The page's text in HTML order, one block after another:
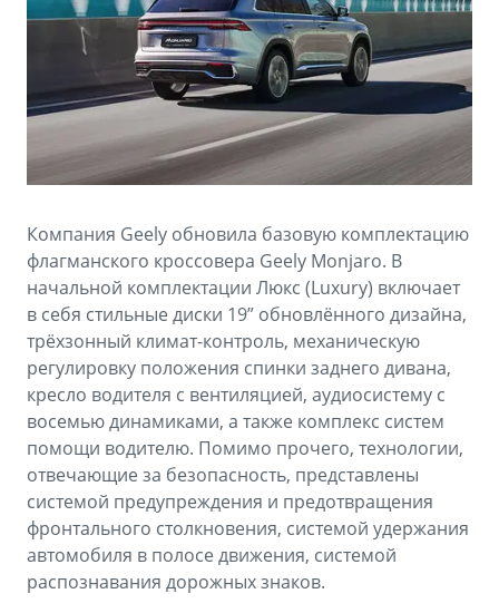
OKAVANGO
от 3 429 990 ₽*
MONJARO
от 4 349 990 ₽*
PREFACE
от 3 079 990 ₽*
GEELY EX5
от 3 769 990 ₽*
Аксессуары
Зарядные устройства
ФИНАНСЫ И УСЛУГИ
Автокредит
Страхование
GEELY Лизинг
Советы по эксплуатации
Спецпредложения
ПОДДЕРЖКА
Помощь на дорогах
Сервисная книжка
Вопросы и ответы
Компания Geely обновила базовую комплектацию
флагманского кроссовера Geely Monjaro. В
начальной комплектации Люкс (Luxury) включает
в себя стильные диски 19” обновлённого дизайна,
трёхзонный климат-контроль, механическую
регулировку положения спинки заднего дивана,
кресло водителя с вентиляцией, аудиосистему с
восемью динамиками, а также комплекс систем
помощи водителю. Помимо прочего, технологии,
отвечающие за безопасность, представлены
системой предупреждения и предотвращения
фронтального столкновения, системой удержания
автомобиля в полосе движения, системой
распознавания дорожных знаков.